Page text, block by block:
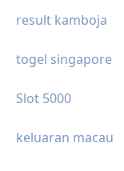
result kamboja
togel singapore
Slot 5000
keluaran macau